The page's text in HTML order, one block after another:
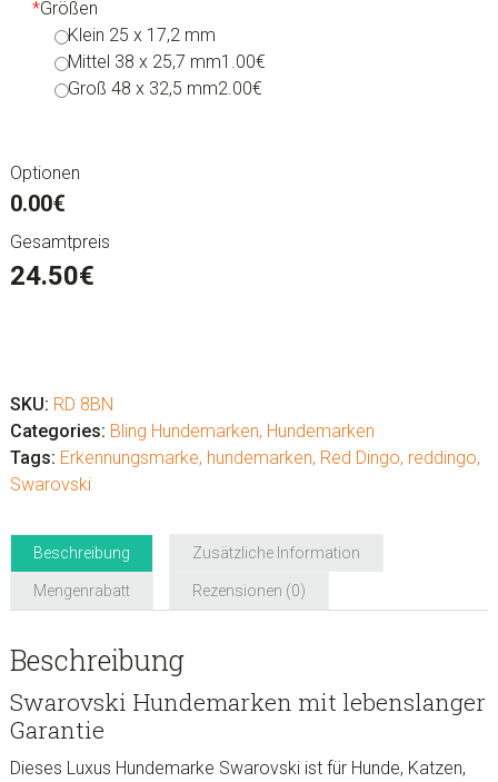
*Größen
Klein 25 x 17,2 mm
Mittel 38 x 25,7 mm1.00€
Groß 48 x 32,5 mm2.00€
Optionen
0.00€
Gesamtpreis
24.50€
"Bone"
Menge
SKU: RD 8BN
Categories: Bling Hundemarken, Hundemarken
Tags: Erkennungsmarke, hundemarken, Red Dingo, reddingo,
Swarovski
Beschreibung Zusätzliche Information
Mengenrabatt Rezensionen (0)
Beschreibung
Swarovski Hundemarken mit lebenslanger
Garantie
Dieses Luxus Hundemarke Swarovski ist für Hunde, Katzen,